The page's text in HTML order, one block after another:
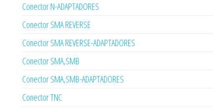
Conector N-ADAPTADORES
Conector SMA REVERSE
Conector SMA REVERSE-ADAPTADORES
Conector SMA,SMB
Conector SMA,SMB-ADAPTADORES
Conector TNC